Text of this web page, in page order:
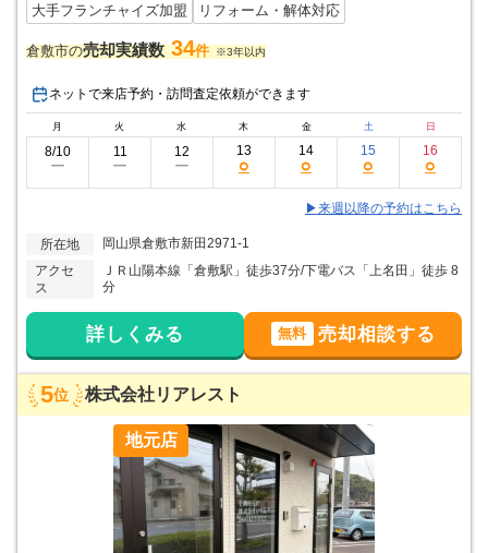
大手フランチャイズ加盟
リフォーム・解体対応
倉敷市の売却実績数 34件 ※3年以内
ネットで来店予約・訪問査定依頼ができます
月 火 水 木 金 土 日
8/10
ー
11
ー
12
ー
13
○
14
○
15
○
16
○
▶来週以降の予約はこちら
所在地
岡山県倉敷市新田2971-1
アクセ
ス
ＪＲ山陽本線「倉敷駅」徒歩37分/下電バス「上名田」徒歩 8
分
詳しくみる 無料 売却相談する
5位 株式会社リアレスト
地元店